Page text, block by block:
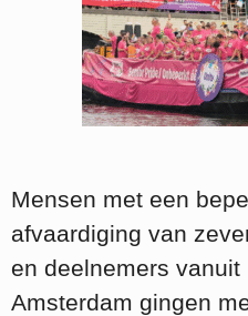
Mensen met een
afvaardiging van
en deelnemers vanuit
Amsterdam gingen